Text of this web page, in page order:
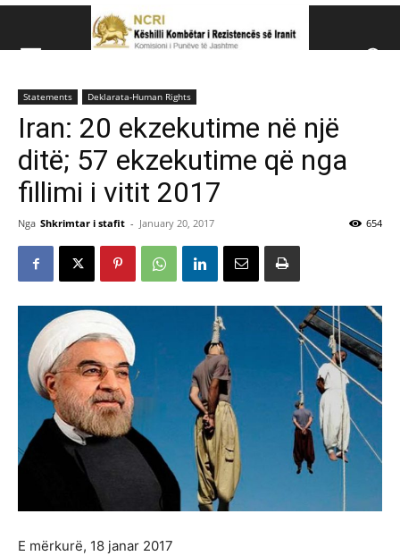
Këshillit Kombëtar të Rezistencës së Iranit (NCRI)
Statements Deklarata-Human Rights
Iran: 20 ekzekutime në një
ditë; 57 ekzekutime që nga
fillimi i vitit 2017
Nga Shkrimtar i stafit - January 20, 2017 654
E mërkurë, 18 janar 2017